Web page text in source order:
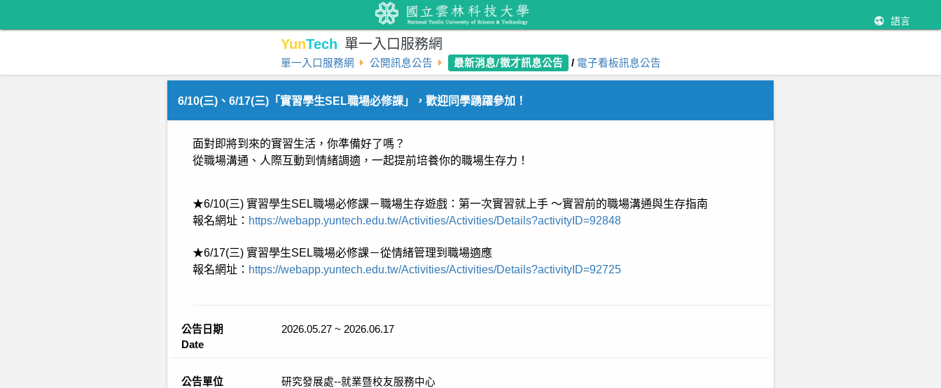
語言
YunTech 單一入口服務網
單一入口服務網 公開訊息公告 最新消息/徵才訊息公告 / 電子看板訊息公告
6/10(三)、6/17(三)「實習學生SEL職場必修課」，歡迎同學踴躍參加！
面對即將到來的實習生活，你準備好了嗎？
從職場溝通、人際互動到情緒調適，一起提前培養你的職場生存力！
★6/10(三) 實習學生SEL職場必修課－職場生存遊戲：第一次實習就上手 ～實習前的職場溝通與生存指南
報名網址： https://webapp.yuntech.edu.tw/Activities/Activities/Details?activityID=92848
★6/17(三) 實習學生SEL職場必修課－從情緒管理到職場適應
報名網址： https://webapp.yuntech.edu.tw/Activities/Activities/Details?activityID=92725
公告日期
Date
2026.05.27 ~ 2026.06.17
公告單位
研究發展處--就業暨校友服務中心